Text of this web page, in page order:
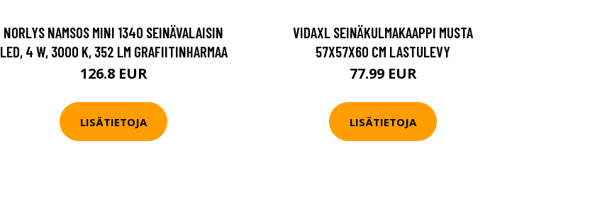
NORLYS NAMSOS MINI 1340 SEINÄVALAISIN
LED, 4 W, 3000 K, 352 LM GRAFIITINHARMAA
126.8 EUR
LISÄTIETOJA
VIDAXL SEINÄKULMAKAAPPI MUSTA
57X57X60 CM LASTULEVY
77.99 EUR
LISÄTIETOJA